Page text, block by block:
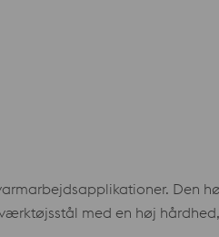
Den
med en høj